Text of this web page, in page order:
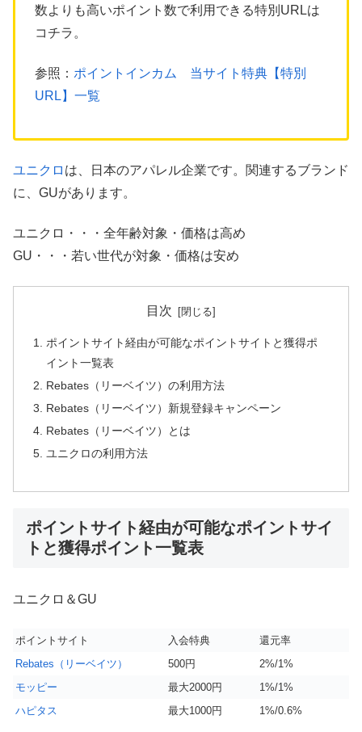
数よりも高いポイント数で利用できる特別URLは
コチラ。
参照： ポイントインカム 当サイト特典【特別
URL】一覧
ユニクロ は、日本のアパレル企業です。関連するブランド
に、GUがあります。
ユニクロ・・・全年齢対象・価格は高め
GU・・・若い世代が対象・価格は安め
目次
ポイントサイト経由が可能なポイントサイトと獲得ポ
イント一覧表
Rebates（リーベイツ）の利用方法
Rebates（リーベイツ）新規登録キャンペーン
Rebates（リーベイツ）とは
ユニクロの利用方法
ポイントサイト経由が可能なポイントサイ
トと獲得ポイント一覧表
ユニクロ＆GU
ポイントサイト 入会特典
還元率
Rebates（リーベイツ）
500円
2%/1%
モッピー
最大2000円
1%/1%
ハピタス
最大1000円 1%/0.6%